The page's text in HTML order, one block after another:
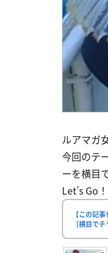
ルアマガ
今回のテ
ーを横目
Let’s Go
【この記
［横目で